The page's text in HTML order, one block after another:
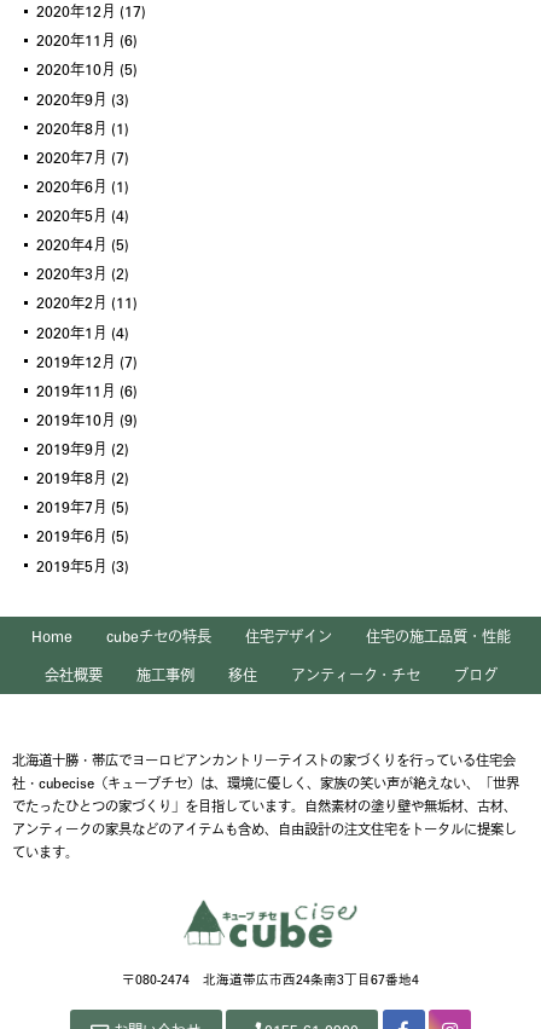
2020年12月 (17)
2020年11月 (6)
2020年10月 (5)
2020年9月 (3)
2020年8月 (1)
2020年7月 (7)
2020年6月 (1)
2020年5月 (4)
2020年4月 (5)
2020年3月 (2)
2020年2月 (11)
2020年1月 (4)
2019年12月 (7)
2019年11月 (6)
2019年10月 (9)
2019年9月 (2)
2019年8月 (2)
2019年7月 (5)
2019年6月 (5)
2019年5月 (3)
Home cubeチセの特長 住宅デザイン
住宅の施工品質・性能
会社概要
施工事例 移住 アンティーク・チセ ブログ
北海道十勝・帯広でヨーロピアンカントリーテイストの家づくりを行っている住宅会
社・cubecise（キューブチセ）は、環境に優しく、家族の笑い声が絶えない、「世界
でたったひとつの家づくり」を目指しています。自然素材の塗り壁や無垢材、古材、
アンティークの家具などのアイテムも含め、自由設計の注文住宅をトータルに提案し
ています。
〒080-2474 北海道帯広市西24条南3丁目67番地4